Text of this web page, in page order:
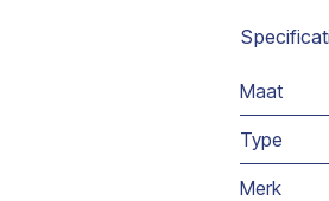
Maat
Type
Merk